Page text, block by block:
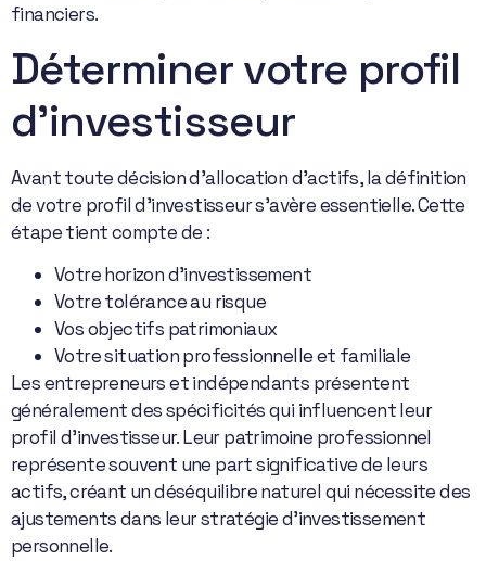
financiers.
Déterminer votre profil
d’investisseur
Avant toute décision d’allocation d’actifs, la définition
de votre profil d’investisseur s’avère essentielle. Cette
étape tient compte de :
Votre horizon d’investissement
Votre tolérance au risque
Vos objectifs patrimoniaux
Votre situation professionnelle et familiale
Les entrepreneurs et indépendants présentent
généralement des spécificités qui influencent leur
profil d’investisseur. Leur patrimoine professionnel
représente souvent une part significative de leurs
actifs, créant un déséquilibre naturel qui nécessite des
ajustements dans leur stratégie d’investissement
personnelle.